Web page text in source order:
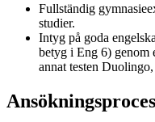
Fullständig
studier.
Intyg på goda
betyg i Eng 6) genom
annat testen